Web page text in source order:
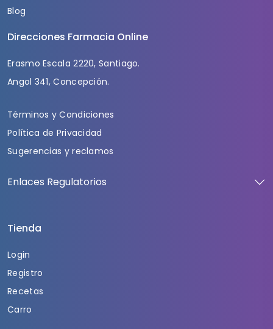
Blog
Direcciones Farmacia Online
Erasmo Escala 2220, Santiago.
Angol 341, Concepción.
Términos y Condiciones
Política de Privacidad
Sugerencias y reclamos
Enlaces Regulatorios
Tienda
Login
Registro
Recetas
Carro